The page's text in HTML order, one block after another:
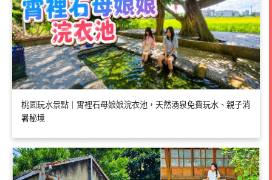
桃園玩水景點｜霄裡石母娘娘浣衣池，天然湧泉免費玩水、親子消
暑秘境